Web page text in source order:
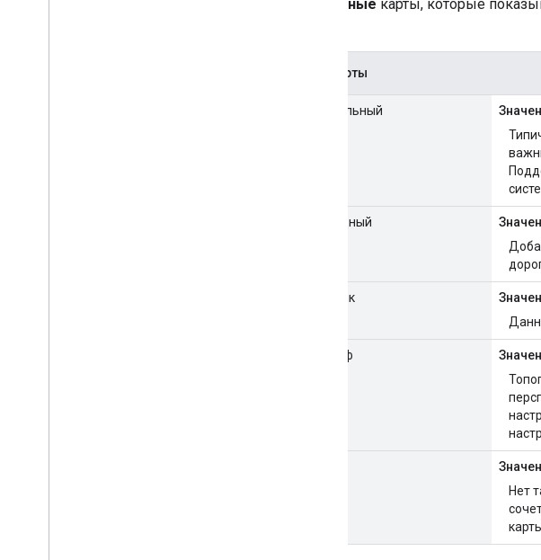
дорожные карты, которые
Тип карты
Нормальный
Гибридный
Спутник
Рельеф
Нет